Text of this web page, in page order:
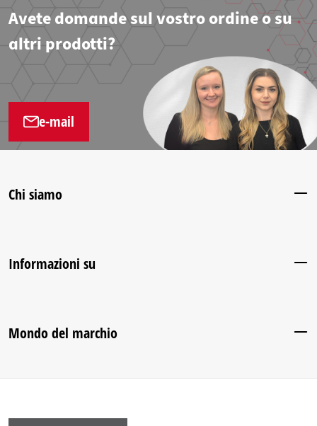
Avete domande sul vostro ordine o su
altri prodotti?
e-mail
Chi siamo
Informazioni su
Mondo del marchio